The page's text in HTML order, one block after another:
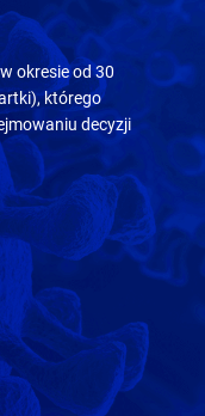
okresie od 30
którego
decyzji